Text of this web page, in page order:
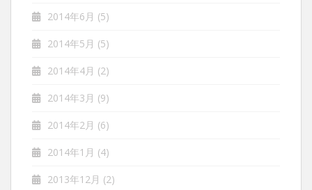
2014年6月 (5)
2014年5月 (5)
2014年4月 (2)
2014年3月 (9)
2014年2月 (6)
2014年1月 (4)
2013年12月 (2)